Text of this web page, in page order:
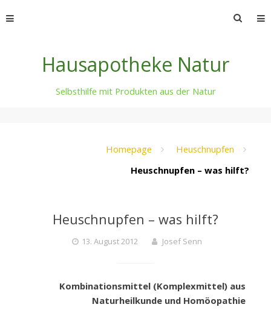
to
Hausapotheke Natur
Selbsthilfe mit Produkten aus der Natur
Homepage
Heuschnupfen
Heuschnupfen – was hilft?
Heuschnupfen – was hilft?
13. August 2012 Josef Senn
Kombinationsmittel (Komplexmittel) aus
Naturheilkunde und Homöopathie